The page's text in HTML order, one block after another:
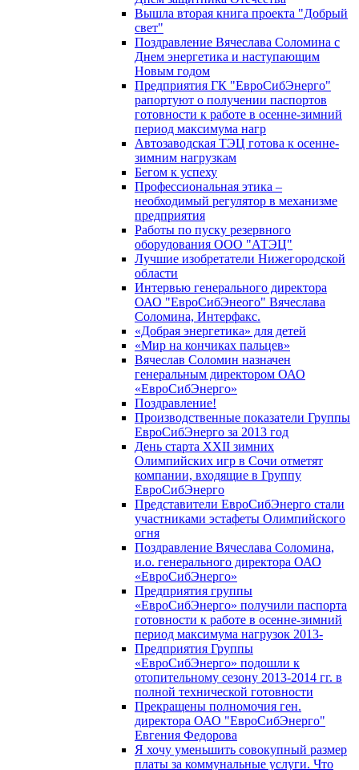
Вышла вторая книга проекта "Добрый
свет"
Поздравление Вячеслава Соломина с
Днем энергетика и наступающим
Новым годом
Предприятия ГК "ЕвроСибЭнерго"
рапортуют о получении паспортов
готовности к работе в осенне-зимний
период максимума нагр
Автозаводская ТЭЦ готова к осенне-
зимним нагрузкам
Бегом к успеху
Профессиональная этика –
необходимый регулятор в механизме
предприятия
Работы по пуску резервного
оборудования ООО "АТЭЦ"
Лучшие изобретатели Нижегородской
области
Интервью генерального директора
ОАО "ЕвроСибЭнеого" Вячеслава
Соломина, Интерфакс.
«Добрая энергетика» для детей
«Мир на кончиках пальцев»
Вячеслав Соломин назначен
генеральным директором ОАО
«ЕвроСибЭнерго»
Поздравление!
Производственные показатели Группы
ЕвроСибЭнерго за 2013 год
День старта XXII зимних
Олимпийских игр в Сочи отметят
компании, входящие в Группу
ЕвроСибЭнерго
Представители ЕвроСибЭнерго стали
участниками эстафеты Олимпийского
огня
Поздравление Вячеслава Соломина,
и.о. генерального директора ОАО
«ЕвроСибЭнерго»
Предприятия группы
«ЕвроСибЭнерго» получили паспорта
готовности к работе в осенне-зимний
период максимума нагрузок 2013-
Предприятия Группы
«ЕвроСибЭнерго» подошли к
отопительному сезону 2013-2014 гг. в
полной технической готовности
Прекращены полномочия ген.
директора ОАО "ЕвроСибЭнерго"
Евгения Федорова
Я хочу уменьшить совокупный размер
платы за коммунальные услуги. Что